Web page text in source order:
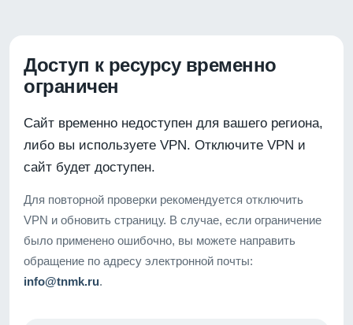
Доступ к ресурсу временно
ограничен
Сайт временно недоступен для вашего региона,
либо вы используете VPN. Отключите VPN и
сайт будет доступен.
Для повторной проверки рекомендуется отключить
VPN и обновить страницу. В случае, если ограничение
было применено ошибочно, вы можете направить
обращение по адресу электронной почты:
info@tnmk.ru.